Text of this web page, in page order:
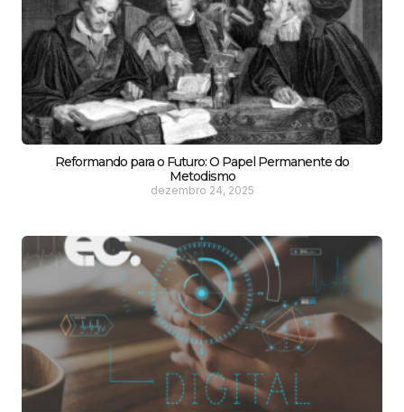
Reformando para o Futuro: O Papel Permanente do
Metodismo
dezembro 24, 2025